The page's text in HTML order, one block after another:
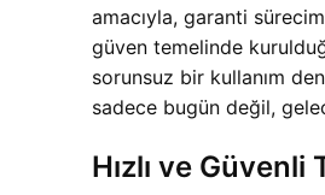
amacıyla, garanti
güven temelinde
sorunsuz bir kullanım
sadece bugün değil,
Hızlı ve